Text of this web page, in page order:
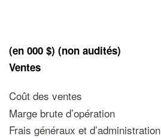
(en 000 $) (non audités)
Ventes
Coût des ventes
Marge brute d’opération
Frais généraux et d’administration